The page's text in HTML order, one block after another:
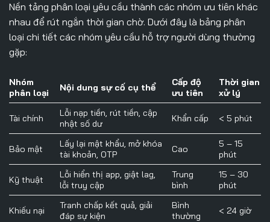
Nền tảng phân loại yêu cầu thành các nhóm ưu tiên khác
nhau để rút ngắn thời gian chờ. Dưới đây là bảng phân
loại chi tiết các nhóm yêu cầu hỗ trợ người dùng thường
gặp:
Nhóm
phân loại
Nội dung sự cố cụ thể
Cấp độ
ưu tiên
Thời gian
xử lý
Tài chính
Lỗi nạp tiền, rút tiền, cập
nhật số dư
Khẩn cấp < 5 phút
Bảo mật
Lấy lại mật khẩu, mở khóa
tài khoản, OTP
Cao
5 – 15
phút
Kỹ thuật
Lỗi hiển thị app, giật lag,
lỗi truy cập
Trung
bình
15 – 30
phút
Khiếu nại
Tranh chấp kết quả, giải
đáp sự kiện
Bình
thường
< 24 giờ